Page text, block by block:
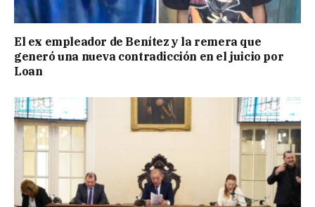
El ex empleador de Benítez y la remera que
generó una nueva contradicción en el juicio por
Loan